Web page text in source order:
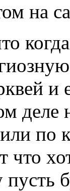
на
и
деле
по
что